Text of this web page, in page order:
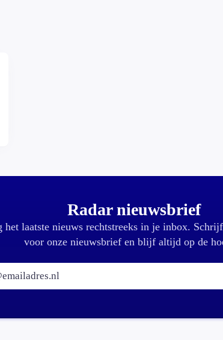
Radar nieuwsbrief
het laatste nieuws rechtstreeks in je inbox.
voor onze nieuwsbrief en blijf altijd op de
E-mailadres: